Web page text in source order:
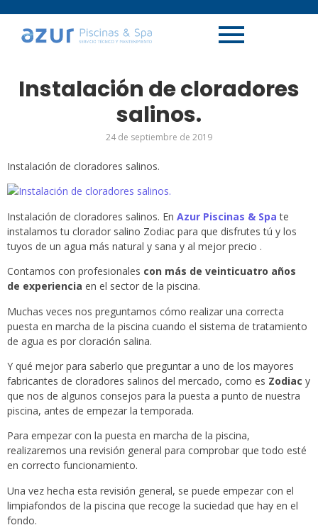
Instalación de cloradores
salinos.
24 de septiembre de 2019
Instalación de cloradores salinos.
Instalación de cloradores salinos. En Azur Piscinas & Spa te
instalamos tu clorador salino Zodiac para que disfrutes tú y los
tuyos de un agua más natural y sana y al mejor precio .
Contamos con profesionales con más de veinticuatro años
de experiencia en el sector de la piscina.
Muchas veces nos preguntamos cómo realizar una correcta
puesta en marcha de la piscina cuando el sistema de tratamiento
de agua es por cloración salina.
Y qué mejor para saberlo que preguntar a uno de los mayores
fabricantes de cloradores salinos del mercado, como es Zodiac y
que nos de algunos consejos para la puesta a punto de nuestra
piscina, antes de empezar la temporada.
Para empezar con la puesta en marcha de la piscina,
realizaremos una revisión general para comprobar que todo esté
en correcto funcionamiento.
Una vez hecha esta revisión general, se puede empezar con el
limpiafondos de la piscina que recoge la suciedad que hay en el
fondo.